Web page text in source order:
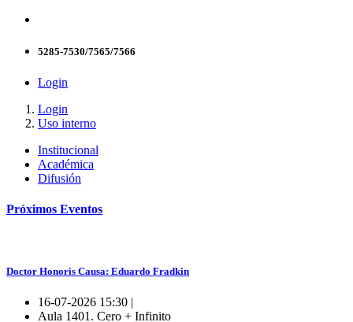
5285-7530/7565/7566
Login
Login
Uso interno
Institucional
Académica
Difusión
Próximos Eventos
Doctor Honoris Causa: Eduardo Fradkin
16-07-2026 15:30 |
Aula 1401. Cero + Infinito